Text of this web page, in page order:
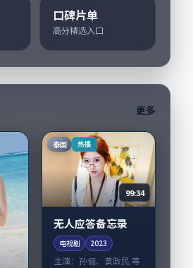
口碑片单
高分精选入口
更多
泰国 热播
99:34
无人应答备忘录
电视剧 2023
主演：孙俪、黄政民 等